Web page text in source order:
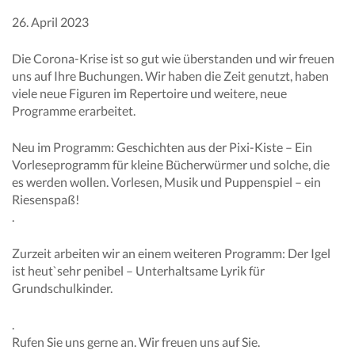
26. April 2023
Die Corona-Krise ist so gut wie überstanden und wir freuen
uns auf Ihre Buchungen. Wir haben die Zeit genutzt, haben
viele neue Figuren im Repertoire und weitere, neue
Programme erarbeitet.
Neu im Programm: Geschichten aus der Pixi-Kiste – Ein
Vorleseprogramm für kleine Bücherwürmer und solche, die
es werden wollen. Vorlesen, Musik und Puppenspiel – ein
Riesenspaß!
Zurzeit arbeiten wir an einem weiteren Programm: Der Igel
ist heut`sehr penibel – Unterhaltsame Lyrik für
Grundschulkinder.
Rufen Sie uns gerne an. Wir freuen uns auf Sie.